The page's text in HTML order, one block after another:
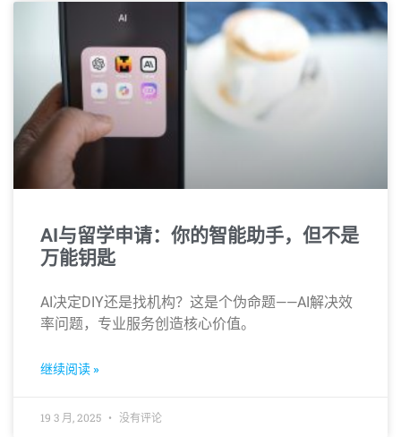
AI与留学申请：你的智能助手，但不是
万能钥匙
AI决定DIY还是找机构？这是个伪命题——AI解决效
率问题，专业服务创造核心价值。
继续阅读 »
19 3 月, 2025 没有评论